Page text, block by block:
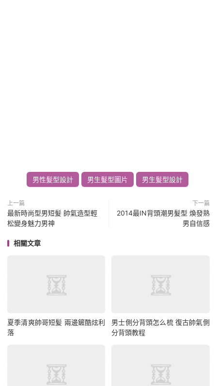
男性髮型設計 男生髮型圖片 男生髮型設計
上一篇
最新時尚型男短髮 帥氣造型輕
松變身魅力男神
下一篇
2014最IN背頭潮男髮型 煥發熟
男自信感
相關文章
夏季清爽帥哥短髪 兩邊鏟酷炫利
落
男士側分背頭怎么梳 復古帥氣側
分背頭教程